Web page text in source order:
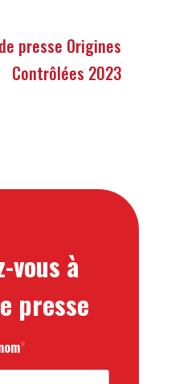
presse Origines
Contrôlées 2023
vous à
presse